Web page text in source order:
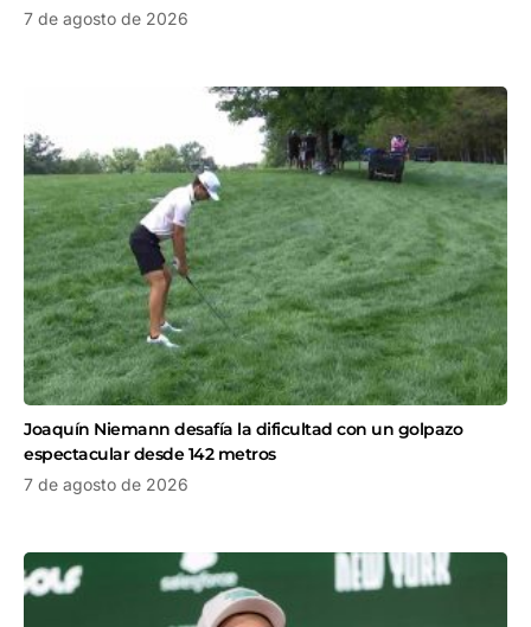
7 de agosto de 2026
Joaquín Niemann desafía la dificultad con un golpazo
espectacular desde 142 metros
7 de agosto de 2026